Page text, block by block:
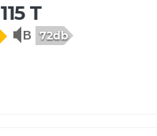
T
72db